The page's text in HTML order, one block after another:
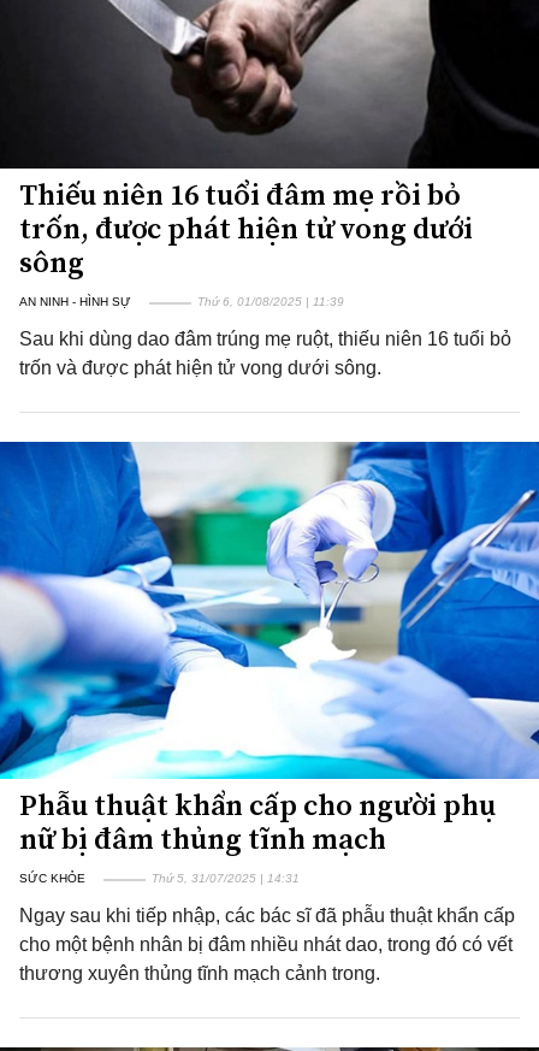
Thiếu niên 16 tuổi đâm mẹ rồi bỏ
trốn, được phát hiện tử vong dưới
sông
AN NINH - HÌNH SỰ Thứ 6, 01/08/2025 | 11:39
Sau khi dùng dao đâm trúng mẹ ruột, thiếu niên 16 tuổi bỏ
trốn và được phát hiện tử vong dưới sông.
Phẫu thuật khẩn cấp cho người phụ
nữ bị đâm thủng tĩnh mạch
SỨC KHỎE Thứ 5, 31/07/2025 | 14:31
Ngay sau khi tiếp nhập, các bác sĩ đã phẫu thuật khẩn cấp
cho một bệnh nhân bị đâm nhiều nhát dao, trong đó có vết
thương xuyên thủng tĩnh mạch cảnh trong.